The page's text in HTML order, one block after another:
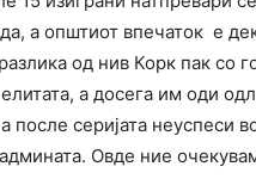
а општиот впечаток е
од нив Корк пак со
а досега им оди
после серијата неуспеси
Овде ние